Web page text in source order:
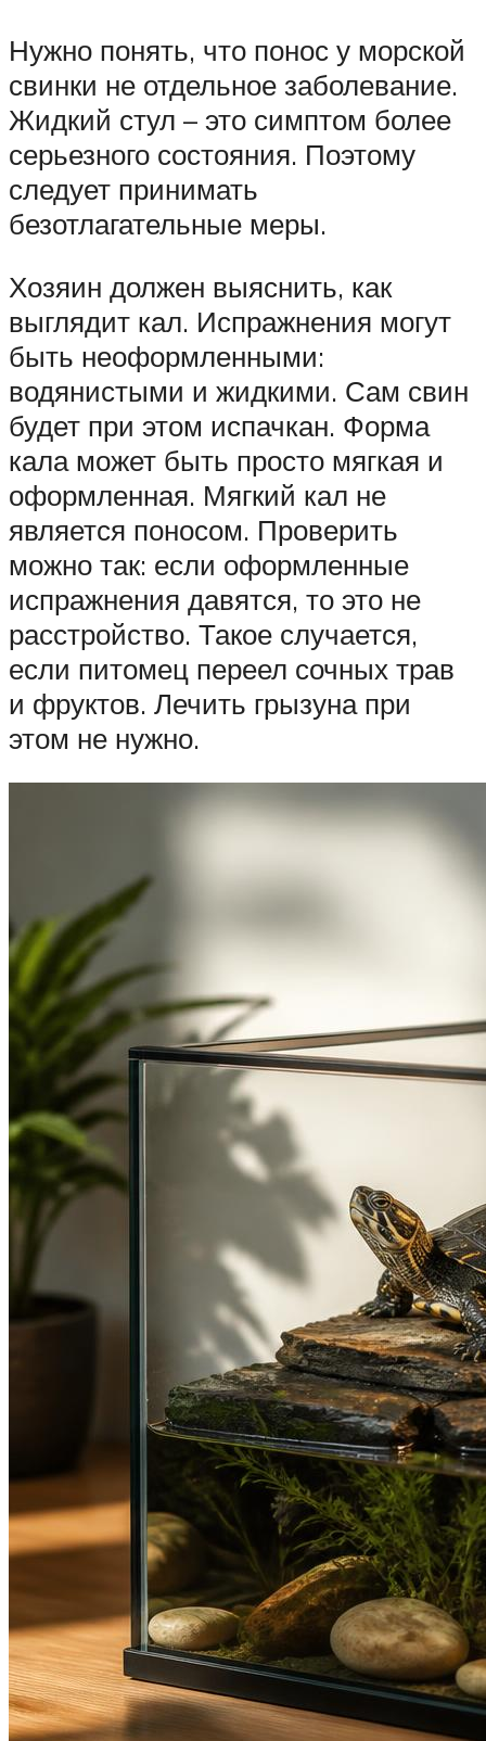
Нужно понять, что понос у морской
свинки не отдельное заболевание.
Жидкий стул – это симптом более
серьезного состояния. Поэтому
следует принимать
безотлагательные меры.
Хозяин должен выяснить, как
выглядит кал. Испражнения могут
быть неоформленными:
водянистыми и жидкими. Сам свин
будет при этом испачкан. Форма
кала может быть просто мягкая и
оформленная. Мягкий кал не
является поносом. Проверить
можно так: если оформленные
испражнения давятся, то это не
расстройство. Такое случается,
если питомец переел сочных трав
и фруктов. Лечить грызуна при
этом не нужно.